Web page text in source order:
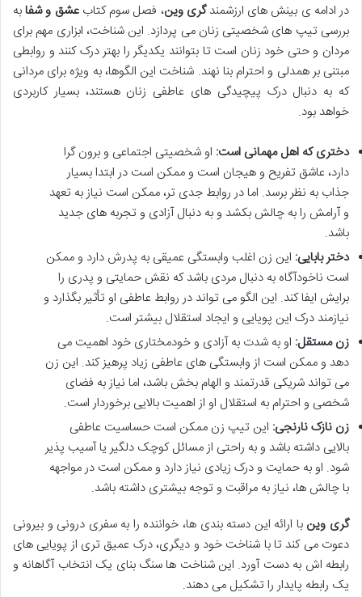
در ادامه ی بینش های ارزشمندگری وین، فصل سوم کتابعشق و شفابه
بررسی تیپ های شخصیتی زنان می پردازد. این شناخت، ابزاری مهم برای
مردان و حتی خود زنان است تا بتوانند یکدیگر را بهتر درک کنند و روابطی
مبتنی بر همدلی و احترام بنا نهند. شناخت این الگوها، به ویژه برای مردانی
که به دنبال درک پیچیدگی های عاطفی زنان هستند، بسیار کاربردی
خواهد بود.
دختری که اهل مهمانی است: او شخصیتی اجتماعی و برون گرا
دارد، عاشق تفریح و هیجان است و ممکن است در ابتدا بسیار
جذاب به نظر برسد. اما در روابط جدی تر، ممکن است نیاز به تعهد
و آرامش را به چالش بکشد و به دنبال آزادی و تجربه های جدید
باشد.
دختر بابایی: این زن اغلب وابستگی عمیقی به پدرش دارد و ممکن
است ناخودآگاه به دنبال مردی باشد که نقش حمایتی و پدری را
برایش ایفا کند. این الگو می تواند در روابط عاطفی او تأثیر بگذارد و
نیازمند درک این پویایی و ایجاد استقلال بیشتر است.
زن مستقل: او به شدت به آزادی و خودمختاری خود اهمیت می
دهد و ممکن است از وابستگی های عاطفی زیاد پرهیز کند. این زن
می تواند شریکی قدرتمند و الهام بخش باشد، اما نیاز به فضای
شخصی و احترام به استقلال او از اهمیت بالایی برخوردار است.
زن نازک نارنجی: این تیپ زن ممکن است حساسیت عاطفی
بالایی داشته باشد و به راحتی از مسائل کوچک دلگیر یا آسیب پذیر
شود. او به حمایت و درک زیادی نیاز دارد و ممکن است در مواجهه
با چالش ها، نیاز به مراقبت و توجه بیشتری داشته باشد.
گری وین با ارائه این دسته بندی ها، خواننده را به سفری درونی و بیرونی
دعوت می کند تا با شناخت خود و دیگری، درک عمیق تری از پویایی های
رابطه اش به دست آورد. این شناخت ها سنگ بنای یک انتخاب آگاهانه و
یک رابطه پایدار را تشکیل می دهند.